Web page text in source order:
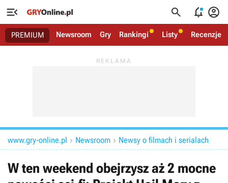
   
PREMIUM Newsroom Gry Rankingi Listy Recenzje
www.gry-online.pl  Newsroom  Newsy o filmach i serialach
W ten weekend obejrzysz aż 2 mocne